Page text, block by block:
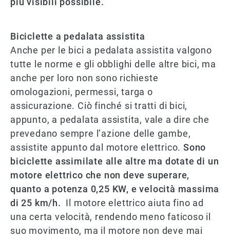
Biciclette a pedalata assistita
Anche per le bici a pedalata assistita valgono
tutte le norme e gli obblighi delle altre bici, ma
anche per loro non sono richieste
omologazioni, permessi, targa o
assicurazione. Ciò finché si tratti di bici,
appunto, a pedalata assistita, vale a dire che
prevedano sempre l’azione delle gambe,
assistite appunto dal motore elettrico. Sono
biciclette assimilate alle altre ma dotate di un
motore elettrico che non deve superare,
quanto a potenza 0,25 KW, e velocità massima
di 25 km/h. Il motore elettrico aiuta fino ad
una certa velocità, rendendo meno faticoso il
suo movimento, ma il motore non deve mai